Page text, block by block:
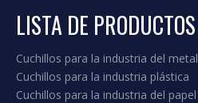
LISTA DE PRODUCTOS
Cuchillos para la industria del metal
Cuchillos para la industria plástica
Cuchillos para la industria del papel